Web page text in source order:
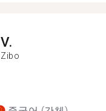
V.
Zibo